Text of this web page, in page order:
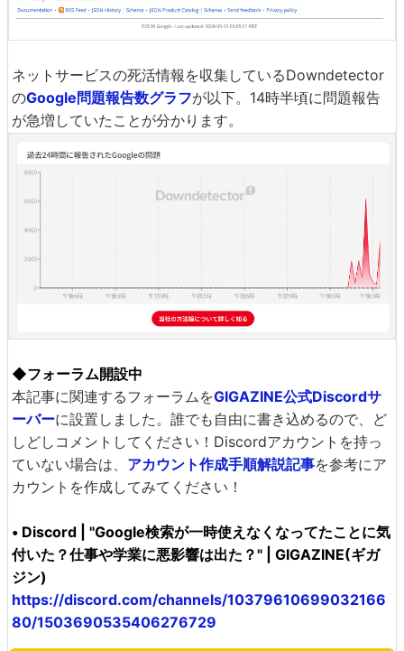
ネットサービスの死活情報を収集しているDowndetector
のGoogle問題報告数グラフが以下。14時半頃に問題報告
が急増していたことが分かります。
◆フォーラム開設中
本記事に関連するフォーラムをGIGAZINE公式Discordサ
ーバーに設置しました。誰でも自由に書き込めるので、ど
しどしコメントしてください！Discordアカウントを持っ
ていない場合は、 アカウント作成手順解説記事を参考にア
カウントを作成してみてください！
• Discord | "Google検索が一時使えなくなってたことに気
付いた？仕事や学業に悪影響は出た？" | GIGAZINE(ギガ
ジン)
https://discord.com/channels/10379610699032166
80/1503690535406276729